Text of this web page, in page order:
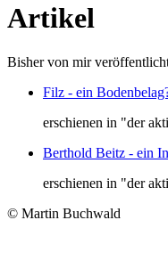
Artikel
Bisher von mir
Filz - ein
erschienen in "der
Berthold Beitz - ein
erschienen in "der
© Martin Buchwald